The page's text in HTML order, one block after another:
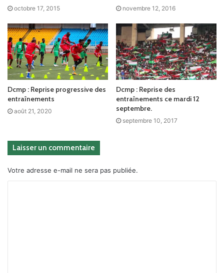
octobre 17, 2015 novembre 12, 2016
Dcmp : Reprise progressive des
entraînements
août 21, 2020
Dcmp : Reprise des
entraînements ce mardi 12
septembre.
septembre 10, 2017
Laisser un commentaire
Votre adresse e-mail ne sera pas publiée.